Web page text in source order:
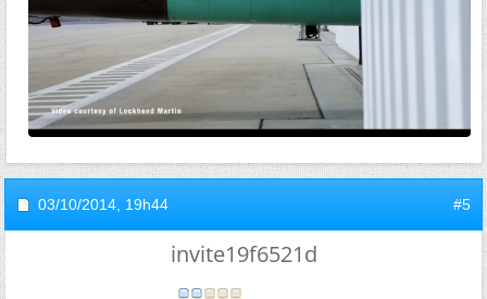
03/10/2014, 19h44 #5
invite19f6521d